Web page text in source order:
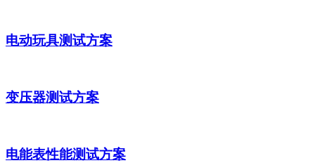
电动玩具测试方案
变压器测试方案
电能表性能测试方案